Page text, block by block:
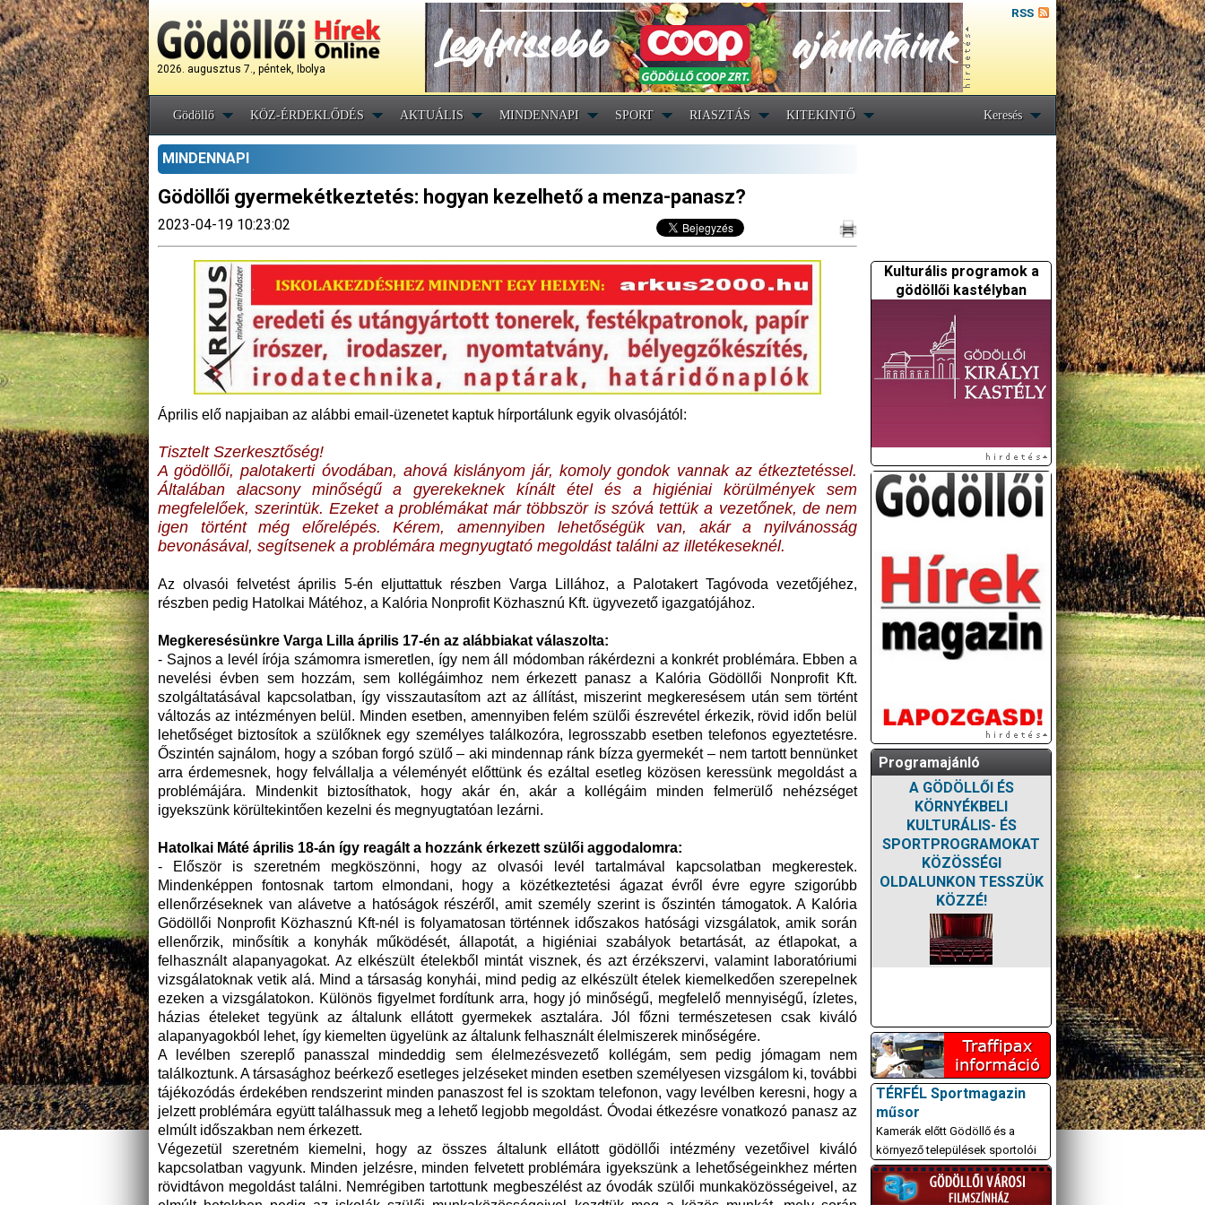
2026. augusztus 7., péntek, Ibolya
RSS
Gödöllő KÖZ-ÉRDEKLŐDÉS AKTUÁLIS MINDENNAPI SPORT RIASZTÁS KITEKINTŐ Keresés
MINDENNAPI
Gödöllői gyermekétkeztetés: hogyan kezelhető a menza-panasz?
2023-04-19 10:23:02
Április elő napjaiban az alábbi email-üzenetet kaptuk hírportálunk egyik olvasójától:
Tisztelt Szerkesztőség!
A gödöllői, palotakerti óvodában, ahová kislányom jár, komoly gondok vannak az étkeztetéssel.
Általában alacsony minőségű a gyerekeknek kínált étel és a higiéniai körülmények sem
megfelelőek, szerintük. Ezeket a problémákat már többször is szóvá tettük a vezetőnek, de nem
igen történt még előrelépés. Kérem, amennyiben lehetőségük van, akár a nyilvánosság
bevonásával, segítsenek a problémára megnyugtató megoldást találni az illetékeseknél.
Az olvasói felvetést április 5-én eljuttattuk részben Varga Lillához, a Palotakert Tagóvoda vezetőjéhez,
részben pedig Hatolkai Mátéhoz, a Kalória Nonprofit Közhasznú Kft. ügyvezető igazgatójához.
Megkeresésünkre Varga Lilla április 17-én az alábbiakat válaszolta:
- Sajnos a levél írója számomra ismeretlen, így nem áll módomban rákérdezni a konkrét problémára. Ebben a
nevelési évben sem hozzám, sem kollégáimhoz nem érkezett panasz a Kalória Gödöllői Nonprofit Kft.
szolgáltatásával kapcsolatban, így visszautasítom azt az állítást, miszerint megkeresésem után sem történt
változás az intézményen belül. Minden esetben, amennyiben felém szülői észrevétel érkezik, rövid időn belül
lehetőséget biztosítok a szülőknek egy személyes találkozóra, legrosszabb esetben telefonos egyeztetésre.
Őszintén sajnálom, hogy a szóban forgó szülő – aki mindennap ránk bízza gyermekét – nem tartott bennünket
arra érdemesnek, hogy felvállalja a véleményét előttünk és ezáltal esetleg közösen keressünk megoldást a
problémájára. Mindenkit biztosíthatok, hogy akár én, akár a kollégáim minden felmerülő nehézséget
igyekszünk körültekintően kezelni és megnyugtatóan lezárni.
Hatolkai Máté április 18-án így reagált a hozzánk érkezett szülői aggodalomra:
- Először is szeretném megköszönni, hogy az olvasói levél tartalmával kapcsolatban megkerestek.
Mindenképpen fontosnak tartom elmondani, hogy a közétkeztetési ágazat évről évre egyre szigorúbb
ellenőrzéseknek van alávetve a hatóságok részéről, amit személy szerint is őszintén támogatok. A Kalória
Gödöllői Nonprofit Közhasznú Kft-nél is folyamatosan történnek időszakos hatósági vizsgálatok, amik során
ellenőrzik, minősítik a konyhák működését, állapotát, a higiéniai szabályok betartását, az étlapokat, a
felhasznált alapanyagokat. Az elkészült ételekből mintát visznek, és azt érzékszervi, valamint laboratóriumi
vizsgálatoknak vetik alá. Mind a társaság konyhái, mind pedig az elkészült ételek kiemelkedően szerepelnek
ezeken a vizsgálatokon. Különös figyelmet fordítunk arra, hogy jó minőségű, megfelelő mennyiségű, ízletes,
házias ételeket tegyünk az általunk ellátott gyermekek asztalára. Jól főzni természetesen csak kiváló
alapanyagokból lehet, így kiemelten ügyelünk az általunk felhasznált élelmiszerek minőségére.
A levélben szereplő panasszal mindeddig sem élelmezésvezető kollégám, sem pedig jómagam nem
találkoztunk. A társasághoz beérkező esetleges jelzéseket minden esetben személyesen vizsgálom ki, további
tájékozódás érdekében rendszerint minden panaszost fel is szoktam telefonon, vagy levélben keresni, hogy a
jelzett problémára együtt találhassuk meg a lehető legjobb megoldást. Óvodai étkezésre vonatkozó panasz az
elmúlt időszakban nem érkezett.
Végezetül szeretném kiemelni, hogy az összes általunk ellátott gödöllői intézmény vezetőivel kiváló
kapcsolatban vagyunk. Minden jelzésre, minden felvetett problémára igyekszünk a lehetőségeinkhez mérten
rövidtávon megoldást találni. Nemrégiben tartottunk megbeszélést az óvodák szülői munkaközösségeivel, az
Kulturális programok a
gödöllői kastélyban
Programajánló
A GÖDÖLLŐI ÉS
KÖRNYÉKBELI
KULTURÁLIS- ÉS
SPORTPROGRAMOKAT
KÖZÖSSÉGI
OLDALUNKON TESSZÜK
KÖZZÉ!
TÉRFÉL Sportmagazin
műsor
Kamerák előtt Gödöllő és a
környező települések sportolói